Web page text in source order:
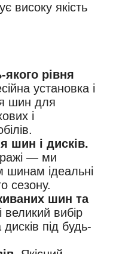
високу якість
рівня
установка і
шин для
і
шин і дисків.
— ми
ідеальні
сезону.
шин та
великий вибір
під будь-